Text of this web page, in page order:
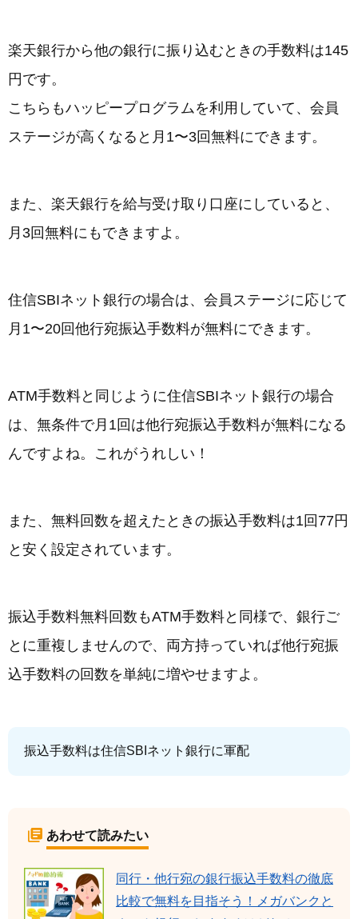
楽天銀行から他の銀行に振り込むときの手数料は145
円です。
こちらもハッピープログラムを利用していて、会員
ステージが高くなると月1〜3回無料にできます。
また、楽天銀行を給与受け取り口座にしていると、
月3回無料にもできますよ。
住信SBIネット銀行の場合は、会員ステージに応じて
月1〜20回他行宛振込手数料が無料にできます。
ATM手数料と同じように住信SBIネット銀行の場合
は、無条件で月1回は他行宛振込手数料が無料になる
んですよね。これがうれしい！
また、無料回数を超えたときの振込手数料は1回77円
と安く設定されています。
振込手数料無料回数もATM手数料と同様で、銀行ご
とに重複しませんので、両方持っていれば他行宛振
込手数料の回数を単純に増やせますよ。
振込手数料は住信SBIネット銀行に軍配
あわせて読みたい
同行・他行宛の銀行振込手数料の徹底
比較で無料を目指そう！メガバンクと